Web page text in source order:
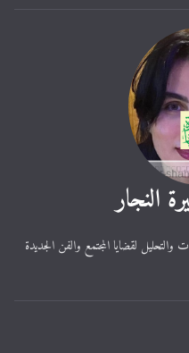
النجار
لقضايا المجتمع والفن الجديدة